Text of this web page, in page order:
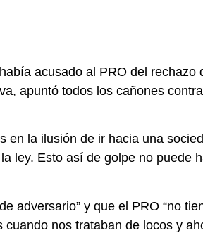
acusado al PRO del rechazo
apuntó todos los cañones
en la ilusión de ir hacia una
ley. Esto así de golpe no puede
adversario” y que el PRO “no
nos trataban de locos y